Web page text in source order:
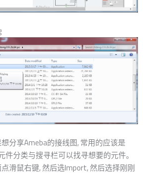
分享Ameba的接线图, 常用的应该是
件分类与搜寻栏可以找寻想要的元件。
滑鼠右键, 然后选Import, 然后选择刚刚